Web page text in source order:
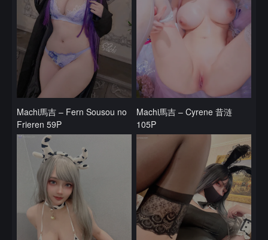
Machi馬吉 – Fern Sousou no
Frieren 59P
Machi馬吉 – Cyrene 昔涟
105P